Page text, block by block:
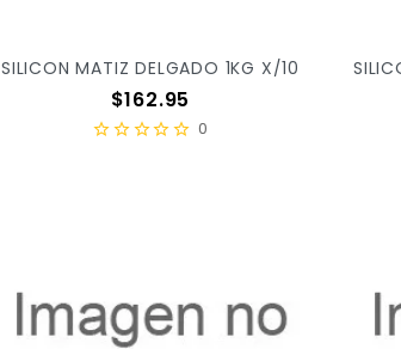
SILICON MATIZ DELGADO 1KG X/10
Precio
$162.95
0